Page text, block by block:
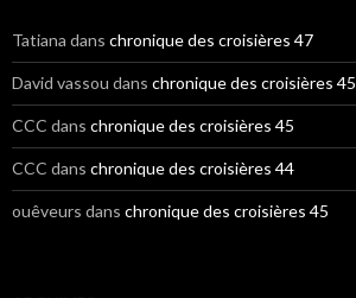
Tatiana dans chronique des croisières 47
David vassou dans chronique des croisières 45
CCC dans chronique des croisières 45
CCC dans chronique des croisières 44
ouêveurs dans chronique des croisières 45